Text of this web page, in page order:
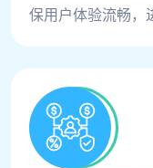
保用户体验流畅，